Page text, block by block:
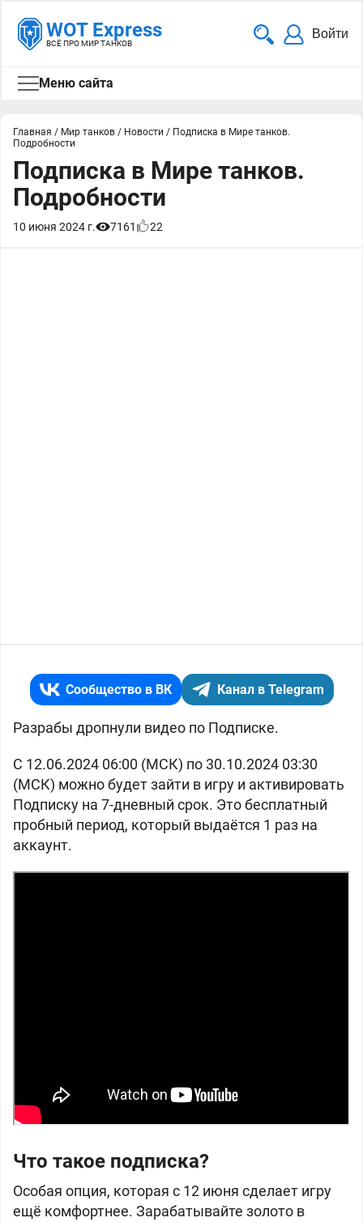
WOT Express
ВСЁ ПРО МИР ТАНКОВ
Войти
Меню сайта
Главная / Мир танков / Новости / Подписка в Мире танков.
Подробности
Подписка в Мире танков.
Подробности
10 июня 2024 г. 7161 22
Сообщество в ВК Канал в Telegram
Разрабы дропнули видео по Подписке.
С 12.06.2024 06:00 (МСК) по 30.10.2024 03:30
(МСК) можно будет зайти в игру и активировать
Подписку на 7-дневный срок. Это бесплатный
пробный период, который выдаётся 1 раз на
аккаунт.
Что такое подписка?
Особая опция, которая с 12 июня сделает игру
ещё комфортнее. Зарабатывайте золото в